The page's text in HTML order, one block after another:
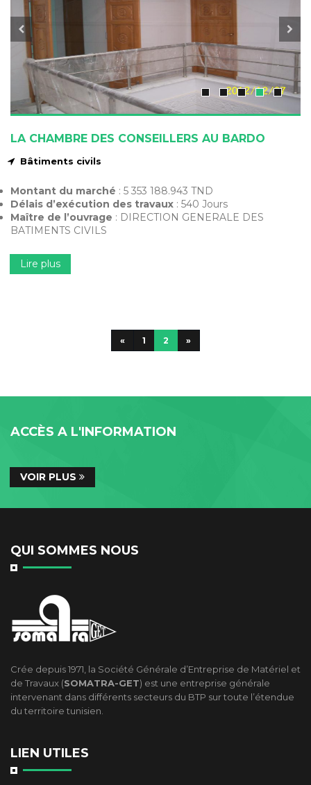
LA CHAMBRE DES CONSEILLERS AU BARDO
Bâtiments civils
Montant du marché : 5 353 188.943 TND
Délais d’exécution des travaux : 540 Jours
Maître de l’ouvrage : DIRECTION GENERALE DES
BATIMENTS CIVILS
Lire plus
« 1 2 »
ACCÈS A L'INFORMATION
VOIR PLUS
QUI SOMMES NOUS
Crée depuis 1971, la Société Générale d’Entreprise de Matériel et
de Travaux (SOMATRA-GET) est une entreprise générale
intervenant dans différents secteurs du BTP sur toute l’étendue
du territoire tunisien.
LIEN UTILES